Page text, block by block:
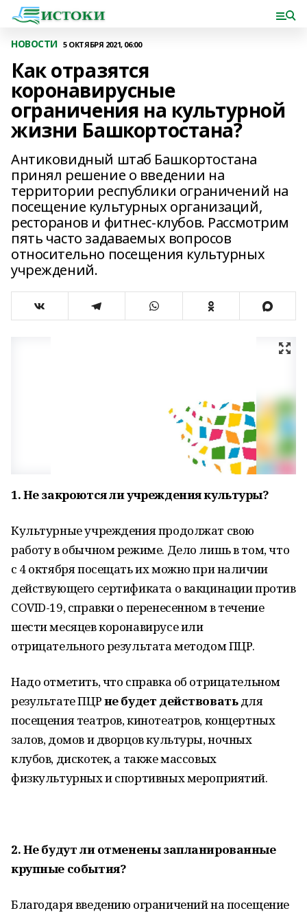
НОВОСТИ 5 ОКТЯБРЯ 2021, 06:00
Как отразятся
коронавирусные
ограничения на культурной
жизни Башкортостана?
Антиковидный штаб Башкортостана
принял решение о введении на
территории республики ограничений на
посещение культурных организаций,
ресторанов и фитнес-клубов. Рассмотрим
пять часто задаваемых вопросов
относительно посещения культурных
учреждений.
1. Не закроются ли учреждения культуры?
Культурные учреждения продолжат свою
работу в обычном режиме. Дело лишь в том, что
с 4 октября посещать их можно при наличии
действующего сертификата о вакцинации против
СOVID-19, справки о перенесенном в течение
шести месяцев коронавирусе или
отрицательного результата методом ПЦР.
Надо отметить, что справка об отрицательном
результате ПЦРне будет действоватьдля
посещения театров, кинотеатров, концертных
залов, домов и дворцов культуры, ночных
клубов, дискотек, а также массовых
физкультурных и спортивных мероприятий.
2. Не будут ли отменены запланированные
крупные события?
Благодаря введению ограничений на посещение